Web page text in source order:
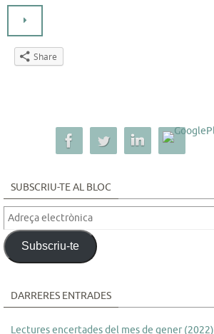
Share
SUBSCRIU-TE AL BLOC
Adreça
electrònica
Subscriu-te
DARRERES ENTRADES
Lectures encertades del mes de gener (2022)